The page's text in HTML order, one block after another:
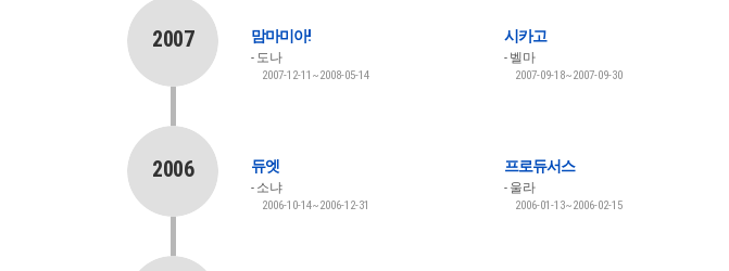
2007 맘마미아!
도나
2007-12-11~2008-05-14
시카고
벨마
2007-09-18~2007-09-30
2006 듀엣
소냐
2006-10-14~2006-12-31
프로듀서스
울라
2006-01-13~2006-02-15